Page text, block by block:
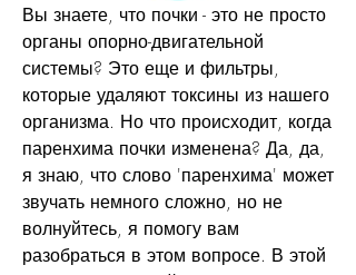
Вы знаете, что почки - это не просто
органы опорно-двигательной
системы? Это еще и фильтры,
которые удаляют токсины из нашего
организма. Но что происходит, когда
паренхима почки изменена? Да, да,
я знаю, что слово 'паренхима' может
звучать немного сложно, но не
волнуйтесь, я помогу вам
разобраться в этом вопросе. В этой